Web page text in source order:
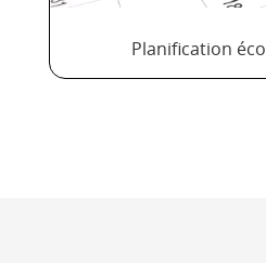
Planification